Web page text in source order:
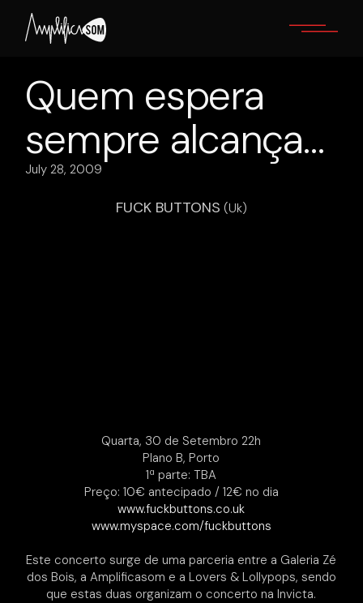
content
Quem espera
sempre alcança…
July 28, 2009
FUCK BUTTONS (Uk)
Quarta, 30 de Setembro 22h
Plano B, Porto
1ª parte: TBA
Preço: 10€ antecipado / 12€ no dia
www.fuckbuttons.co.uk
www.myspace.com/fuckbuttons
Este concerto surge de uma parceria entre a Galeria Zé
dos Bois, a Amplificasom e a Lovers & Lollypops, sendo
que estas duas organizam o concerto na Invicta.